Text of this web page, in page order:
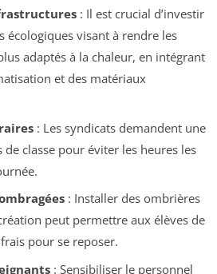
: Il est crucial d’investir
écologiques visant à rendre les
adaptés à la chaleur, en intégrant
et des matériaux
: Les syndicats demandent une
classe pour éviter les heures les
: Installer des ombrières
peut permettre aux élèves de
pour se reposer.
: Sensibiliser le personnel